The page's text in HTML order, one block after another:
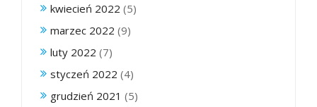
kwiecień 2022 (5)
marzec 2022 (9)
luty 2022 (7)
styczeń 2022 (4)
grudzień 2021 (5)